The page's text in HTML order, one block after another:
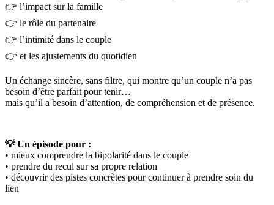
👉 l’impact sur la famille
👉 le rôle du partenaire
👉 l’intimité dans le couple
👉 et les ajustements du quotidien
Un échange sincère, sans filtre, qui montre qu’un couple n’a pas
besoin d’être parfait pour tenir…
mais qu’il a besoin d’attention, de compréhension et de présence.
💡 Un épisode pour :
• mieux comprendre la bipolarité dans le couple
• prendre du recul sur sa propre relation
• découvrir des pistes concrètes pour continuer à prendre soin du
lien